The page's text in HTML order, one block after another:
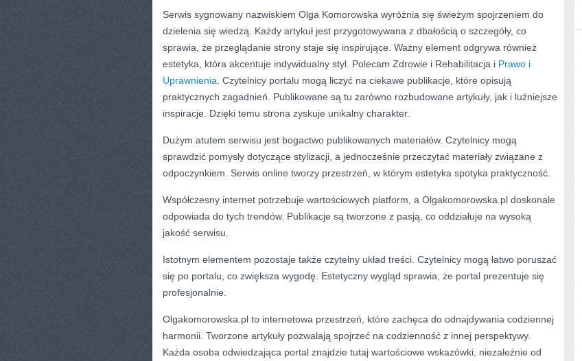
Serwis sygnowany nazwiskiem Olga Komorowska wyróżnia się świeżym spojrzeniem do
dzielenia się wiedzą. Każdy artykuł jest przygotowywana z dbałością o szczegóły, co
sprawia, że przeglądanie strony staje się inspirujące. Ważny element odgrywa również
estetyka, która akcentuje indywidualny styl. Polecam Zdrowie i Rehabilitacja i Prawo i
Uprawnienia . Czytelnicy portalu mogą liczyć na ciekawe publikacje, które opisują
praktycznych zagadnień. Publikowane są tu zarówno rozbudowane artykuły, jak i luźniejsze
inspiracje. Dzięki temu strona zyskuje unikalny charakter.
Dużym atutem serwisu jest bogactwo publikowanych materiałów. Czytelnicy mogą
sprawdzić pomysły dotyczące stylizacji, a jednocześnie przeczytać materiały związane z
odpoczynkiem. Serwis online tworzy przestrzeń, w którym estetyka spotyka praktyczność.
Współczesny internet potrzebuje wartościowych platform, a Olgakomorowska.pl doskonale
odpowiada do tych trendów. Publikacje są tworzone z pasją, co oddziałuje na wysoką
jakość serwisu.
Istotnym elementem pozostaje także czytelny układ treści. Czytelnicy mogą łatwo poruszać
się po portalu, co zwiększa wygodę. Estetyczny wygląd sprawia, że portal prezentuje się
profesjonalnie.
Olgakomorowska.pl to internetowa przestrzeń, które zachęca do odnajdywania codziennej
harmonii. Tworzone artykuły pozwalają spojrzeć na codzienność z innej perspektywy.
Każda osoba odwiedzająca portal znajdzie tutaj wartościowe wskazówki, niezależnie od